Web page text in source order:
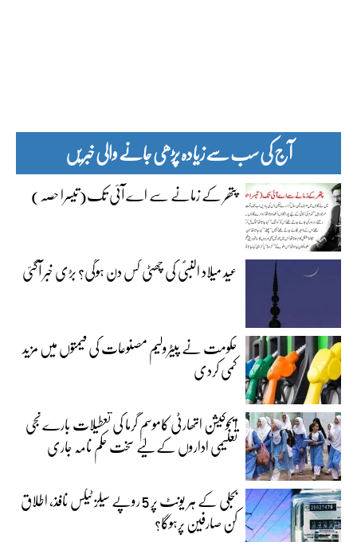
آج کی سب سے زیادہ پڑھی جانے والی خبریں
پتھر کے زمانے سے اے آئی تک(تیسرا حصہ)
عید میلاد النبیؐ کی چھٹی کس دن ہوگی؟ بڑی خبر آگئی
حکومت نے پیٹرولیم مصنوعات کی قیمتوں میں مزید
کمی کردی
ایجوکیشن اتھارٹی کاموسمِ گرما کی تعطیلات بارے نجی
تعلیمی اداروں کے لیے سخت حکم نامہ جاری
بجلی کے ہر یونٹ پر 5 روپے سیلز ٹیکس نافذ، اطلاق
کن صارفین پرہوگا؟